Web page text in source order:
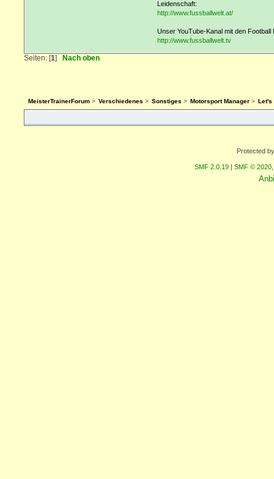
Leidenschaft:
http://www.fussballwelt.at/
Unser YouTube-Kanal mit den Football
http://www.fussballwelt.tv
Seiten: [1] Nach oben
MeisterTrainerForum> Verschiedenes > Sonstiges > Motorsport Manager > Let's
Protected
SMF 2.0.19 | SMF © 2020